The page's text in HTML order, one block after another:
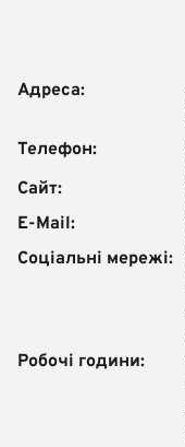
Адреса:
Телефон:
Сайт:
E-Mail:
Соціальні мережі:
Робочі години: